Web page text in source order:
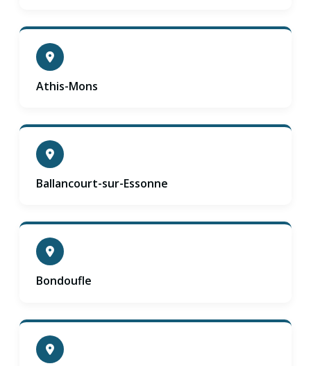
Athis-Mons
Ballancourt-sur-Essonne
Bondoufle